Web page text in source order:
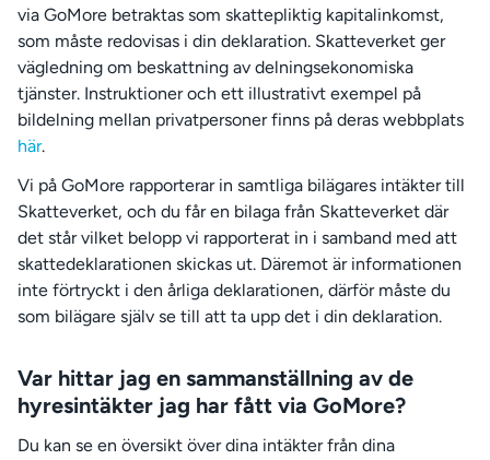
via GoMore betraktas som skattepliktig kapitalinkomst,
som måste redovisas i din deklaration. Skatteverket ger
vägledning om beskattning av delningsekonomiska
tjänster. Instruktioner och ett illustrativt exempel på
bildelning mellan privatpersoner finns på deras webbplats
här.
Vi på GoMore rapporterar in samtliga bilägares intäkter till
Skatteverket, och du får en bilaga från Skatteverket där
det står vilket belopp vi rapporterat in i samband med att
skattedeklarationen skickas ut. Däremot är informationen
inte förtryckt i den årliga deklarationen, därför måste du
som bilägare själv se till att ta upp det i din deklaration.
Var hittar jag en sammanställning av de
hyresintäkter jag har fått via GoMore?
Du kan se en översikt över dina intäkter från dina